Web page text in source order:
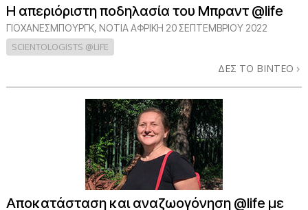
Η απεριόριστη ποδηλασία του Μπραντ @life
ΓΙΟΧΆΝΕΣΜΠΟΥΡΓΚ, ΝΌΤΙΑ ΑΦΡΙΚΉ 20 ΣΕΠΤΕΜΒΡΙΟΥ 2022
SCIENTOLOGISTS @LIFE
ΔΕΣ ΤΟ ΒΙΝΤΕΟ
Αποκατάσταση και αναζωογόνηση @life με